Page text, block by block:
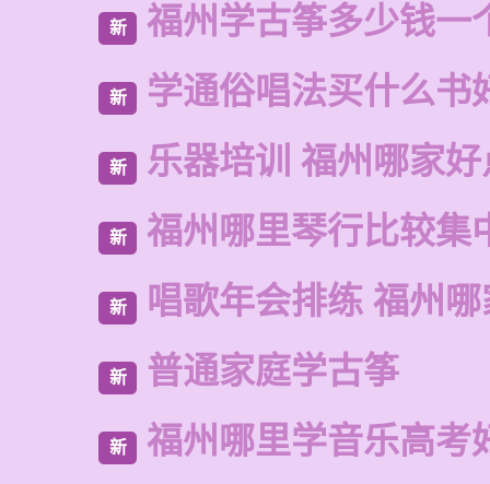
新 福州学古筝多少钱一
新 学通俗唱法买什么书
新 乐器培训 福州哪家
新 福州哪里琴行比较集
新 唱歌年会排练 福州
新 普通家庭学古筝
新 福州哪里学音乐高考